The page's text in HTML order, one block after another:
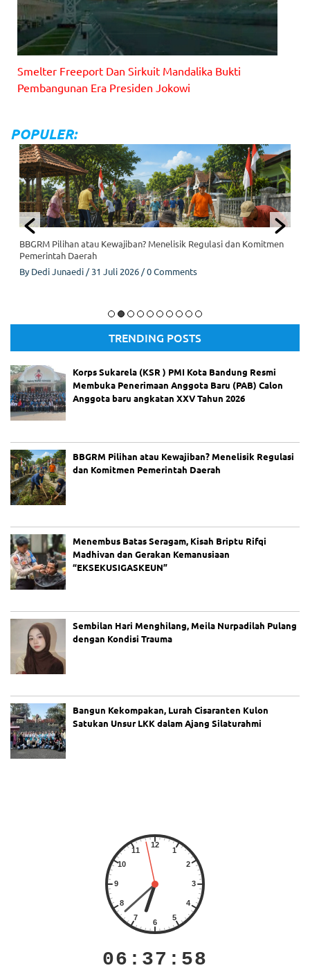
Smelter Freeport Dan Sirkuit Mandalika Bukti
Pembangunan Era Presiden Jokowi
POPULER:
Gambar : Ilustrasi BBGRM (AI)
BBGRM Pilihan atau Kewajiban? Menelisik Regulasi dan Komitmen
Pemerintah Daerah
ByDedi Junaedi /31 Juli 2026 /0 Comments
TRENDING POSTS
Korps Sukarela (KSR ) PMI Kota Bandung Resmi
Membuka Penerimaan Anggota Baru (PAB) Calon
Anggota baru angkatan XXV Tahun 2026
BBGRM Pilihan atau Kewajiban? Menelisik Regulasi
dan Komitmen Pemerintah Daerah
Menembus Batas Seragam, Kisah Briptu Rifqi
Madhivan dan Gerakan Kemanusiaan
“EKSEKUSIGASKEUN”
Sembilan Hari Menghilang, Meila Nurpadilah Pulang
dengan Kondisi Trauma
Bangun Kekompakan, Lurah Cisaranten Kulon
Satukan Unsur LKK dalam Ajang Silaturahmi
06:37:59